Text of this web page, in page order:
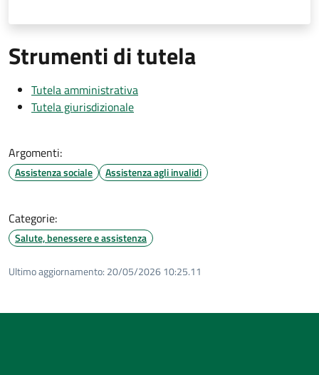
Strumenti di tutela
Tutela amministrativa
Tutela giurisdizionale
Argomenti:
Assistenza sociale Assistenza agli invalidi
Categorie:
Salute, benessere e assistenza
Ultimo aggiornamento: 20/05/2026 10:25.11